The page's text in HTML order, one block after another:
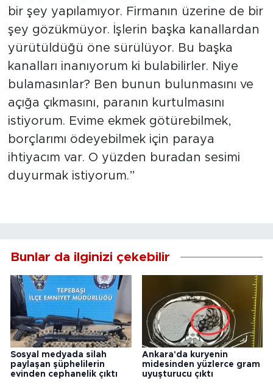
bir şey yapılamıyor. Firmanın üzerine de bir
şey gözükmüyor. İşlerin başka kanallardan
yürütüldüğü öne sürülüyor. Bu başka
kanalları inanıyorum ki bulabilirler. Niye
bulamasınlar? Ben bunun bulunmasını ve
açığa çıkmasını, paranın kurtulmasını
istiyorum. Evime ekmek götürebilmek,
borçlarımı ödeyebilmek için paraya
ihtiyacım var. O yüzden buradan sesimi
duyurmak istiyorum.”
Bunlar da ilginizi çekebilir
Sosyal medyada silah
paylaşan şüphelilerin
evinden cephanelik çıktı
Ankara'da kuryenin
midesinden yüzlerce gram
uyuşturucu çıktı